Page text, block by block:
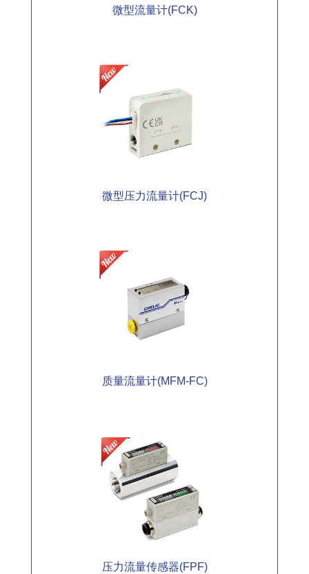
微型流量计(FCK)
微型压力流量计(FCJ)
质量流量计(MFM-FC)
压力流量传感器(FPF)